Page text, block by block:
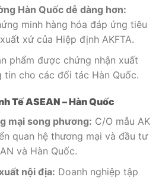
Hàn Quốc dễ dàng hơn:
minh hàng hóa đáp ứng tiêu
xứ của Hiệp định AKFTA.
phẩm được chứng nhận xuất
cho các đối tác Hàn Quốc.
Tế ASEAN – Hàn Quốc
mại song phương: C/O mẫu AK
quan hệ thương mại và đầu tư
và Hàn Quốc.
nội địa: Doanh nghiệp tập